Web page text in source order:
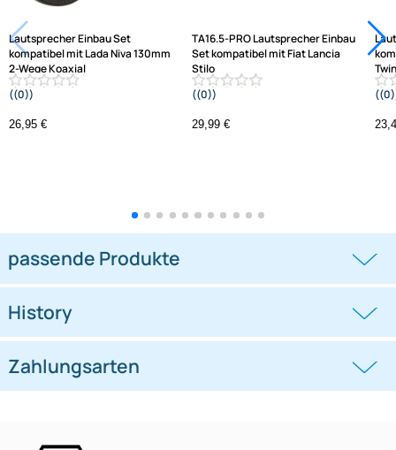
Varianten: Lautsprecher Einbau Set
Lautsprecher Einbau Set
kompatibel mit Lada Niva 130mm
2-Wege Koaxial
System TA13.0-PRO
((0))
TA16.5-PRO Lautsprecher Einbau
Set kompatibel mit Fiat Lancia
Stilo